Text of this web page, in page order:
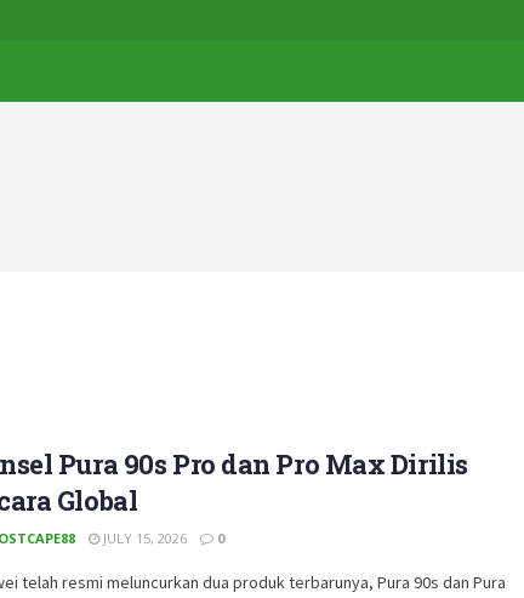
Pura 90s Pro dan Pro Max Dirilis
Global
JULY 15, 2026 0
telah resmi meluncurkan dua produk terbarunya, Pura 90s dan Pura